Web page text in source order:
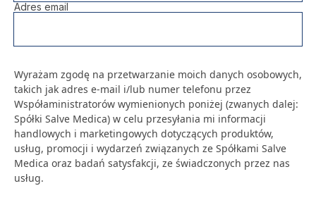
Kontakt
SALVE PŁODNOŚĆ
SALVE ONKOLOGIA
REHABILITACJA
OPIEKA DOMOWA
SALVE MEDICA ŁÓDŹ
SALVE MEDICA WARSZAWA
PROJEKTY UNIJNE
Adres email
Wyrażam zgodę na przetwarzanie moich danych osobowych,
takich jak adres e-mail i/lub numer telefonu przez
Współaministratorów wymienionych poniżej (zwanych dalej:
Spółki Salve Medica) w celu przesyłania mi informacji
handlowych i marketingowych dotyczących produktów,
usług, promocji i wydarzeń związanych ze Spółkami Salve
Medica oraz badań satysfakcji, ze świadczonych przez nas
usług.